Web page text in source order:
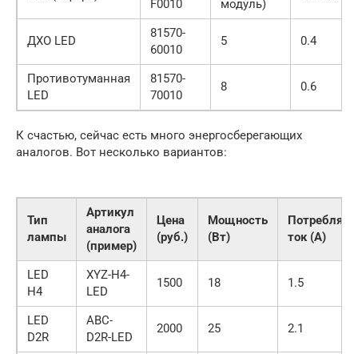
F0010
модуль)
ДХО LED
81570-
60010
5 0.4
Противотуманная
LED
81570-
70010
8 0.6
К счастью, сейчас есть много энергосберегающих
аналогов. Вот несколько вариантов:
Тип
лампы
Артикул
аналога
(пример)
Цена
(руб.)
Мощность
(Вт)
ток (А)
LED
H4
XYZ-H4-
LED
1500 18 1.5
LED
D2R
ABC-
D2R-LED
2000 25 2.1